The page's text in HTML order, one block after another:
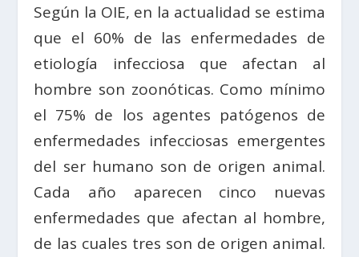
Según la OIE, en la actualidad se estima
que el 60% de las enfermedades de
etiología infecciosa que afectan al
hombre son zoonóticas. Como mínimo
el 75% de los agentes patógenos de
enfermedades infecciosas emergentes
del ser humano son de origen animal.
Cada año aparecen cinco nuevas
enfermedades que afectan al hombre,
de las cuales tres son de origen animal.